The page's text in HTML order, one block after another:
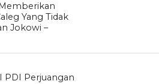
Yang Tidak
Jokowi –
PDI Perjuangan